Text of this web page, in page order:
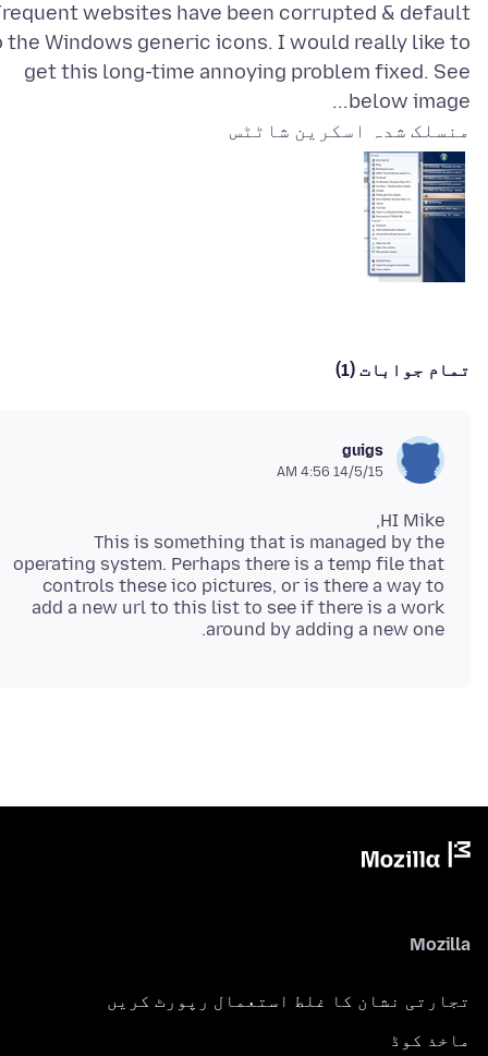
websites have been corrupted & default
the Windows generic icons. I would really like to
get this long-time annoying problem fixed. See
below image...
منسلک شدہ اسکرین شاٹٹس
تمام جوابات (1)
guigs
14/5/15 4:56 AM
This is something that is managed by the
operating system. Perhaps there is a temp file that
controls these ico pictures, or is there a way to
add a new url to this list to see if there is a work
around by adding a new one.
Mozilla
تجارتی نشان کا غلط استعمال رپورٹ کریں
ماخذ کوڈ